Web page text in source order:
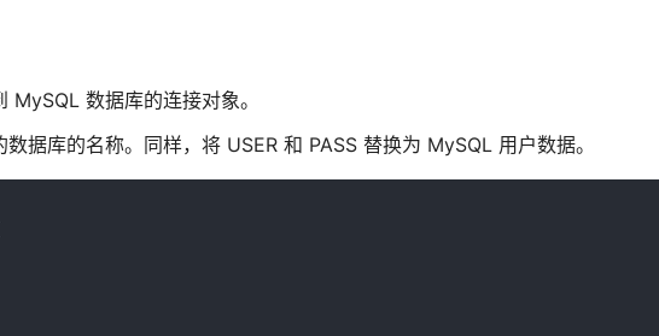
数据库的连接对象。
据库的名称。同样，将 USER 和 PASS 替换为 MySQL 用户数据。